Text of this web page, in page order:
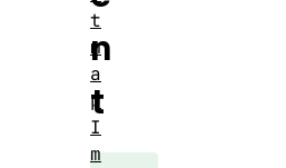
n
t
t
m
a
p
I
m